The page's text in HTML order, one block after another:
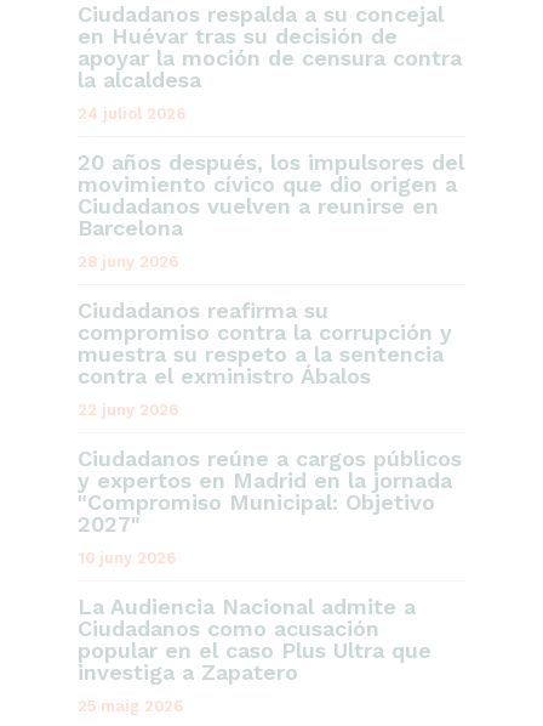
Ciudadanos respalda a su concejal
en Huévar tras su decisión de
apoyar la moción de censura contra
la alcaldesa
24 juliol 2026
20 años después, los impulsores del
movimiento cívico que dio origen a
Ciudadanos vuelven a reunirse en
Barcelona
28 juny 2026
Ciudadanos reafirma su
compromiso contra la corrupción y
muestra su respeto a la sentencia
contra el exministro Ábalos
22 juny 2026
Ciudadanos reúne a cargos públicos
y expertos en Madrid en la jornada
"Compromiso Municipal: Objetivo
2027"
10 juny 2026
La Audiencia Nacional admite a
Ciudadanos como acusación
popular en el caso Plus Ultra que
investiga a Zapatero
25 maig 2026